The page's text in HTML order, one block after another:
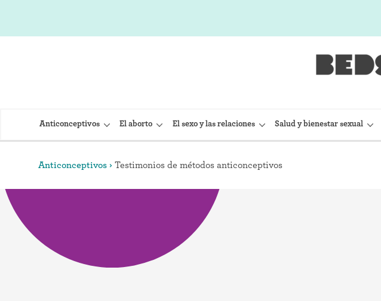
Anticonceptivos El aborto El sexo y las relaciones Salud y bienestar sexual
Anticonceptivos Testimonios de métodos anticonceptivos